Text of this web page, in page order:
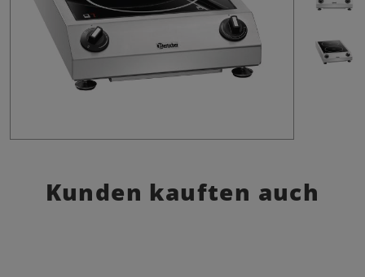
Kunden kauften auch